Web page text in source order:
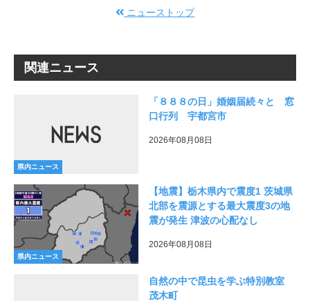
ニューストップ
関連ニュース
県内ニュース
「８８８の日」婚姻届続々と 窓
口行列 宇都宮市
2026年08月08日
県内ニュース
【地震】栃木県内で震度1 茨城県
北部を震源とする最大震度3の地
震が発生 津波の心配なし
2026年08月08日
自然の中で昆虫を学ぶ特別教室
茂木町